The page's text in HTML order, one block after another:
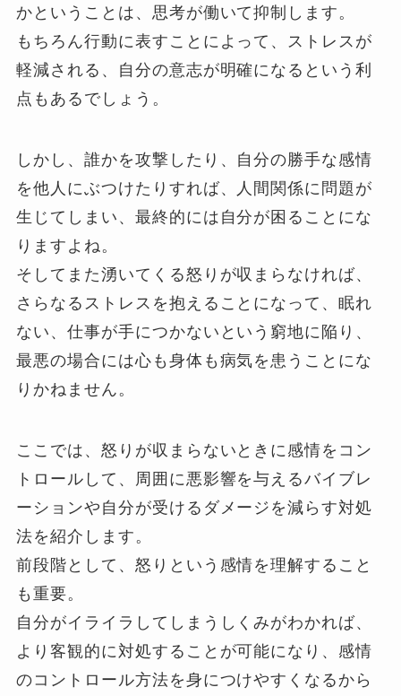
かということは、思考が働いて抑制します。
もちろん行動に表すことによって、ストレスが
軽減される、自分の意志が明確になるという利
点もあるでしょう。
しかし、誰かを攻撃したり、自分の勝手な感情
を他人にぶつけたりすれば、人間関係に問題が
生じてしまい、最終的には自分が困ることにな
りますよね。
そしてまた湧いてくる怒りが収まらなければ、
さらなるストレスを抱えることになって、眠れ
ない、仕事が手につかないという窮地に陥り、
最悪の場合には心も身体も病気を患うことにな
りかねません。
ここでは、怒りが収まらないときに感情をコン
トロールして、周囲に悪影響を与えるバイブレ
ーションや自分が受けるダメージを減らす対処
法を紹介します。
前段階として、怒りという感情を理解すること
も重要。
自分がイライラしてしまうしくみがわかれば、
より客観的に対処することが可能になり、感情
のコントロール方法を身につけやすくなるから